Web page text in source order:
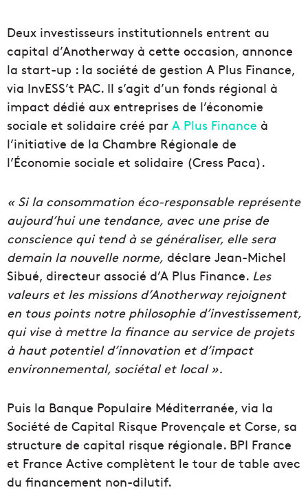
Deux investisseurs institutionnels entrent au
capital d’Anotherway à cette occasion, annonce
la start-up : la société de gestion A Plus Finance,
via InvESS’t PAC. Il s’agit d’un fonds régional à
impact dédié aux entreprises de l’économie
sociale et solidaire créé par A Plus Finance à
l’initiative de la Chambre Régionale de
l’Économie sociale et solidaire (Cress Paca).
« Si la consommation éco-responsable représente
aujourd’hui une tendance, avec une prise de
conscience qui tend à se généraliser, elle sera
demain la nouvelle norme, déclare Jean-Michel
Sibué, directeur associé d’A Plus Finance. Les
valeurs et les missions d’Anotherway rejoignent
en tous points notre philosophie d’investissement,
qui vise à mettre la finance au service de projets
à haut potentiel d’innovation et d’impact
environnemental, sociétal et local ».
Puis la Banque Populaire Méditerranée, via la
Société de Capital Risque Provençale et Corse, sa
structure de capital risque régionale. BPI France
et France Active complètent le tour de table avec
du financement non-dilutif.